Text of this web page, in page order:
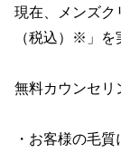
現在、メンズク
（税込）※」を
無料カウンセリ
・お客様の毛